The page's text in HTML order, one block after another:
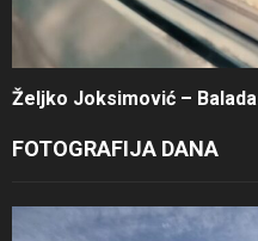
Željko Joksimović – Balada
FOTOGRAFIJA DANA